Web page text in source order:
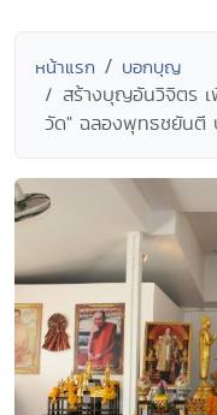
หน้าแรก บอกบุญ
สร้างบุญอันวิจิตร
วัด" ฉลองพุทธชยันตี